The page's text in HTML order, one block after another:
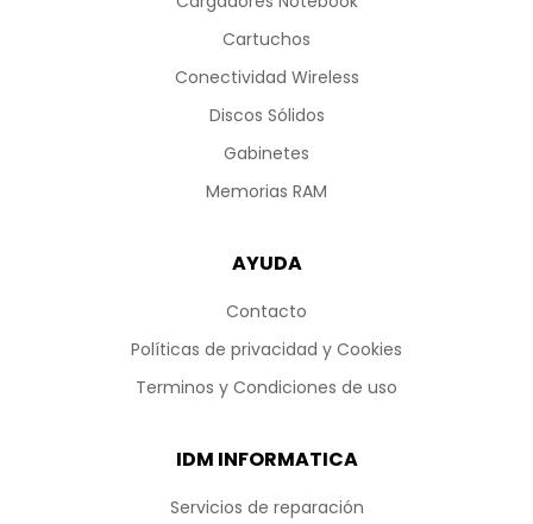
Cartuchos
Conectividad Wireless
Discos Sólidos
Gabinetes
Memorias RAM
AYUDA
Contacto
Políticas de privacidad y Cookies
Terminos y Condiciones de uso
IDM INFORMATICA
Servicios de reparación